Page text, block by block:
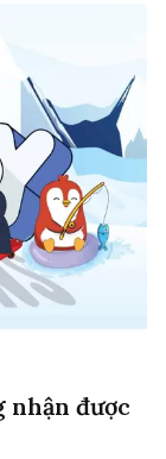
nhận được